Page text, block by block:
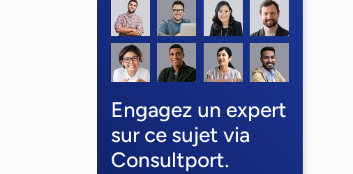
Engagez un expert
sur ce sujet via
Consultport.